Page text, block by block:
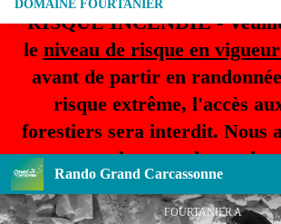
RISQUE INCENDIE -
le niveau de risque en
avant de partir en
risque extrême, l'accès
forestiers sera interdit. Nous
plus grande
Rando Grand Carcassonne
DOMAINE FOURTANIER
FOURTANIER A